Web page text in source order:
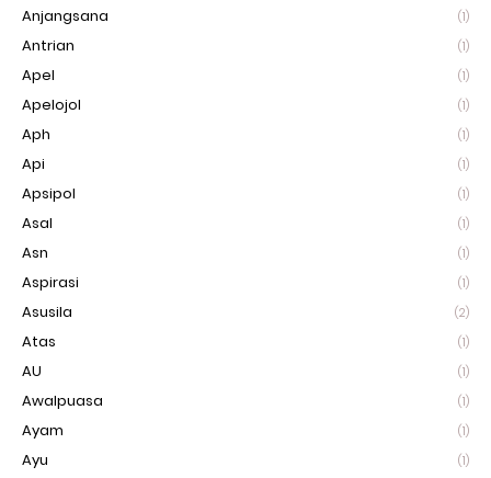
Anjangsana (1)
Antrian (1)
Apel (1)
Apelojol (1)
Aph (1)
Api (1)
Apsipol (1)
Asal (1)
Asn (1)
Aspirasi (1)
Asusila (2)
Atas (1)
AU (1)
Awalpuasa (1)
Ayam (1)
Ayu (1)